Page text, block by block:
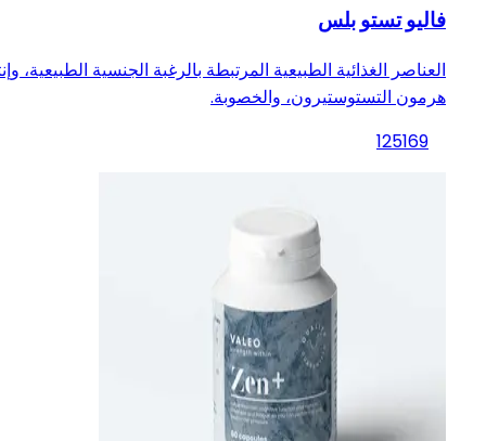
فاليو تستو بلس
العناصر الغذائية الطبيعية المرتبطة بالرغبة الجنسية الطبيعية،
هرمون التستوستيرون، والخصوبة.
125169